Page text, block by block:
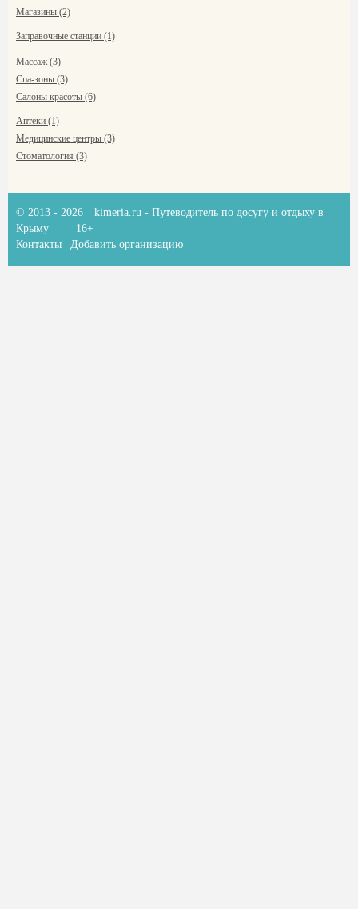
Магазины (2)
Заправочные станции (1)
Массаж (3)
Спа-зоны (3)
Салоны красоты (6)
Аптеки (1)
Медицинские центры (3)
Стоматология (3)
© 2013 - 2026 kimeria.ru - Путеводитель по досугу и отдыху в
Крыму
16+
Контакты
Добавить организацию